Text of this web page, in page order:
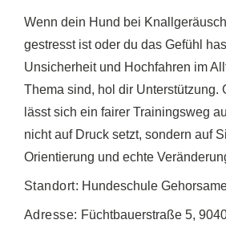
Wenn dein Hund bei
gestresst ist oder du das Gefühl
Unsicherheit und Hochfahren im
Thema sind, hol dir Unterstützung.
lässt sich ein fairer Trainingsweg
nicht auf Druck setzt, sondern auf
Orientierung und echte
Standort: Hundeschule
Adresse: Füchtbauerstraße 5,